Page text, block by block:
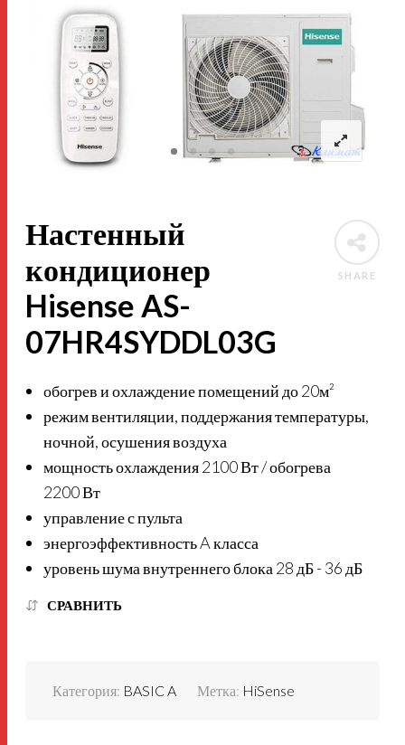
SHARE
Настенный
кондиционер
Hisense AS-
07HR4SYDDL03G
обогрев и охлаждение помещений до 20м²
режим вентиляции, поддержания температуры,
ночной, осушения воздуха
мощность охлаждения 2100 Вт / обогрева
2200 Вт
управление с пульта
энергоэффективность A класса
уровень шума внутреннего блока 28 дБ - 36 дБ
СРАВНИТЬ
Категория: BASIC A Метка: HiSense